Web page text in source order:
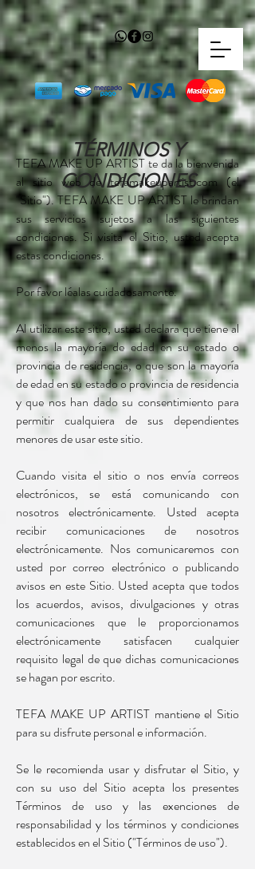
TÉRMINOS Y
CONDICIONES
TEFA MAKE UP ARTIST te da la bienvenida
al sitio web de tefamakeupartist.com (el
"Sitio"). TEFA MAKE UP ARTIST le brindan
sus servicios sujetos a las siguientes
condiciones. Si visita el Sitio, usted acepta
estas condiciones.
Por favor léalas cuidadosamente.
Al utilizar este sitio, usted declara que tiene al
menos la mayoría de edad en su estado o
provincia de residencia, o que son la mayoría
de edad en su estado o provincia de residencia
y que nos han dado su consentimiento para
permitir cualquiera de sus dependientes
menores de usar este sitio.
Cuando visita el sitio o nos envía correos
electrónicos, se está comunicando con
nosotros electrónicamente. Usted acepta
recibir comunicaciones de nosotros
electrónicamente. Nos comunicaremos con
usted por correo electrónico o publicando
avisos en este Sitio. Usted acepta que todos
los acuerdos, avisos, divulgaciones y otras
comunicaciones que le proporcionamos
electrónicamente satisfacen cualquier
requisito legal de que dichas comunicaciones
se hagan por escrito.
TEFA MAKE UP ARTIST mantiene el Sitio
para su disfrute personal e información.
Se le recomienda usar y disfrutar el Sitio, y
con su uso del Sitio acepta los presentes
Términos de uso y las exenciones de
responsabilidad y los términos y condiciones
establecidos en el Sitio ("Términos de uso").